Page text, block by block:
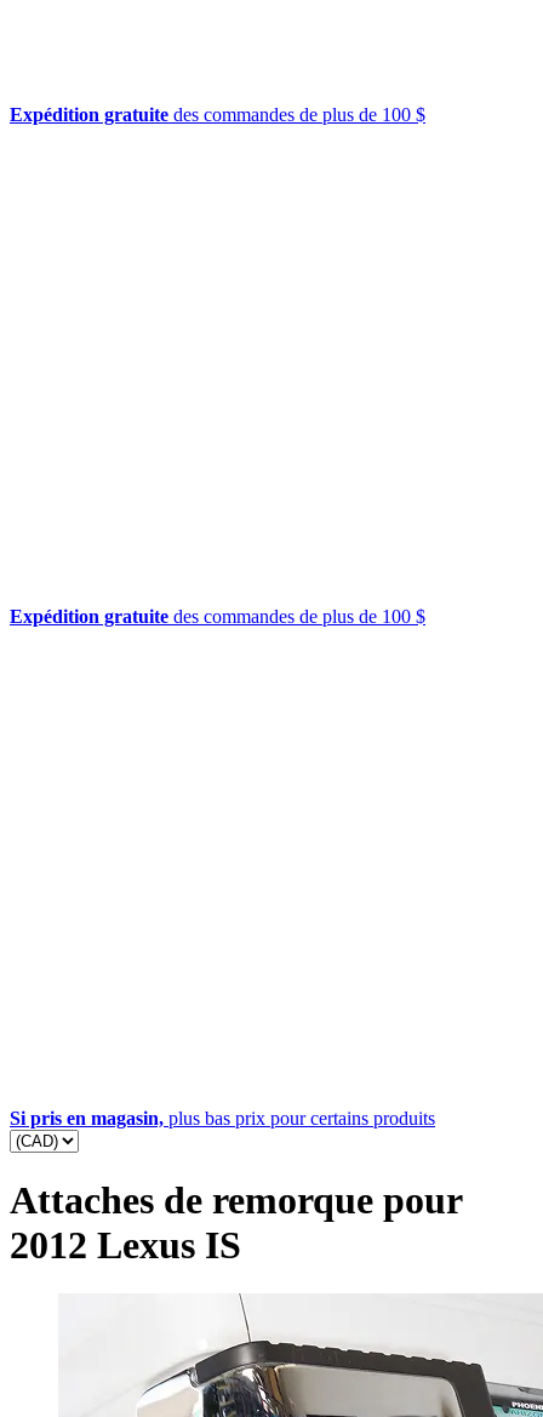
Expédition gratuite des commandes de plus de 100 $
Expédition gratuite des commandes de plus de 100 $
Si pris en magasin, plus bas prix pour certains produits
Attaches de remorque pour
2012 Lexus IS